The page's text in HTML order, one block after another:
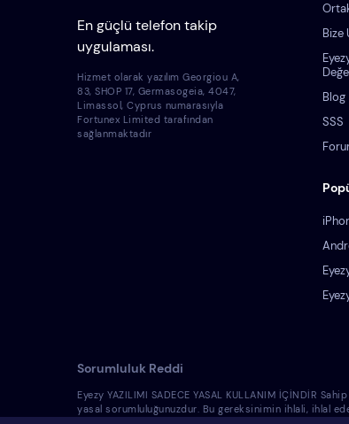
En güçlü telefon takip
uygulaması.
Bize
Blog
SSS
Hizmet olarak yazılım Georgiou A,
83, SHOP 17, Germasogeia, 4047,
Limassol, Cyprus numarasıyla
Fortunex Limited tarafından
sağlanmaktadır
Sorumluluk Reddi
Eyezy YAZILIMI SADECE YASAL KULLANIM İÇİNDİR
yasal sorumluluğunuzdur. Bu gereksinimin ihlali, ihlal